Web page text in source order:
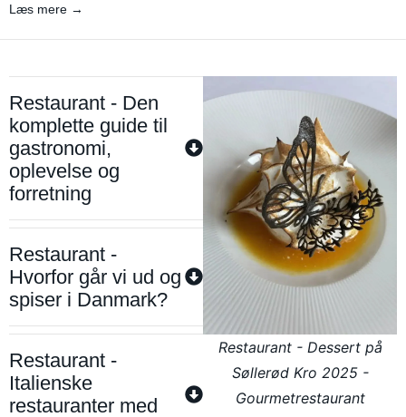
Læs mere →
Restaurant - Den
komplette guide til
gastronomi,
oplevelse og
forretning
Restaurant -
Hvorfor går vi ud og
spiser i Danmark?
Restaurant -
Italienske
restauranter med
Restaurant - Dessert på
Søllerød Kro 2025 -
Gourmetrestaurant